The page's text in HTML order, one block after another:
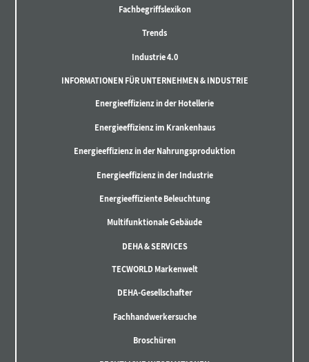
Fachbegriffslexikon
Trends
Industrie 4.0
INFORMATIONEN FÜR UNTERNEHMEN & INDUSTRIE
Energieeffizienz in der Hotellerie
Energieeffizienz im Krankenhaus
Energieeffizienz in der Nahrungsproduktion
Energieeffizienz in der Industrie
Energieeffiziente Beleuchtung
Multifunktionale Gebäude
DEHA & SERVICES
TECWORLD Markenwelt
DEHA-Gesellschafter
Fachhandwerkersuche
Broschüren